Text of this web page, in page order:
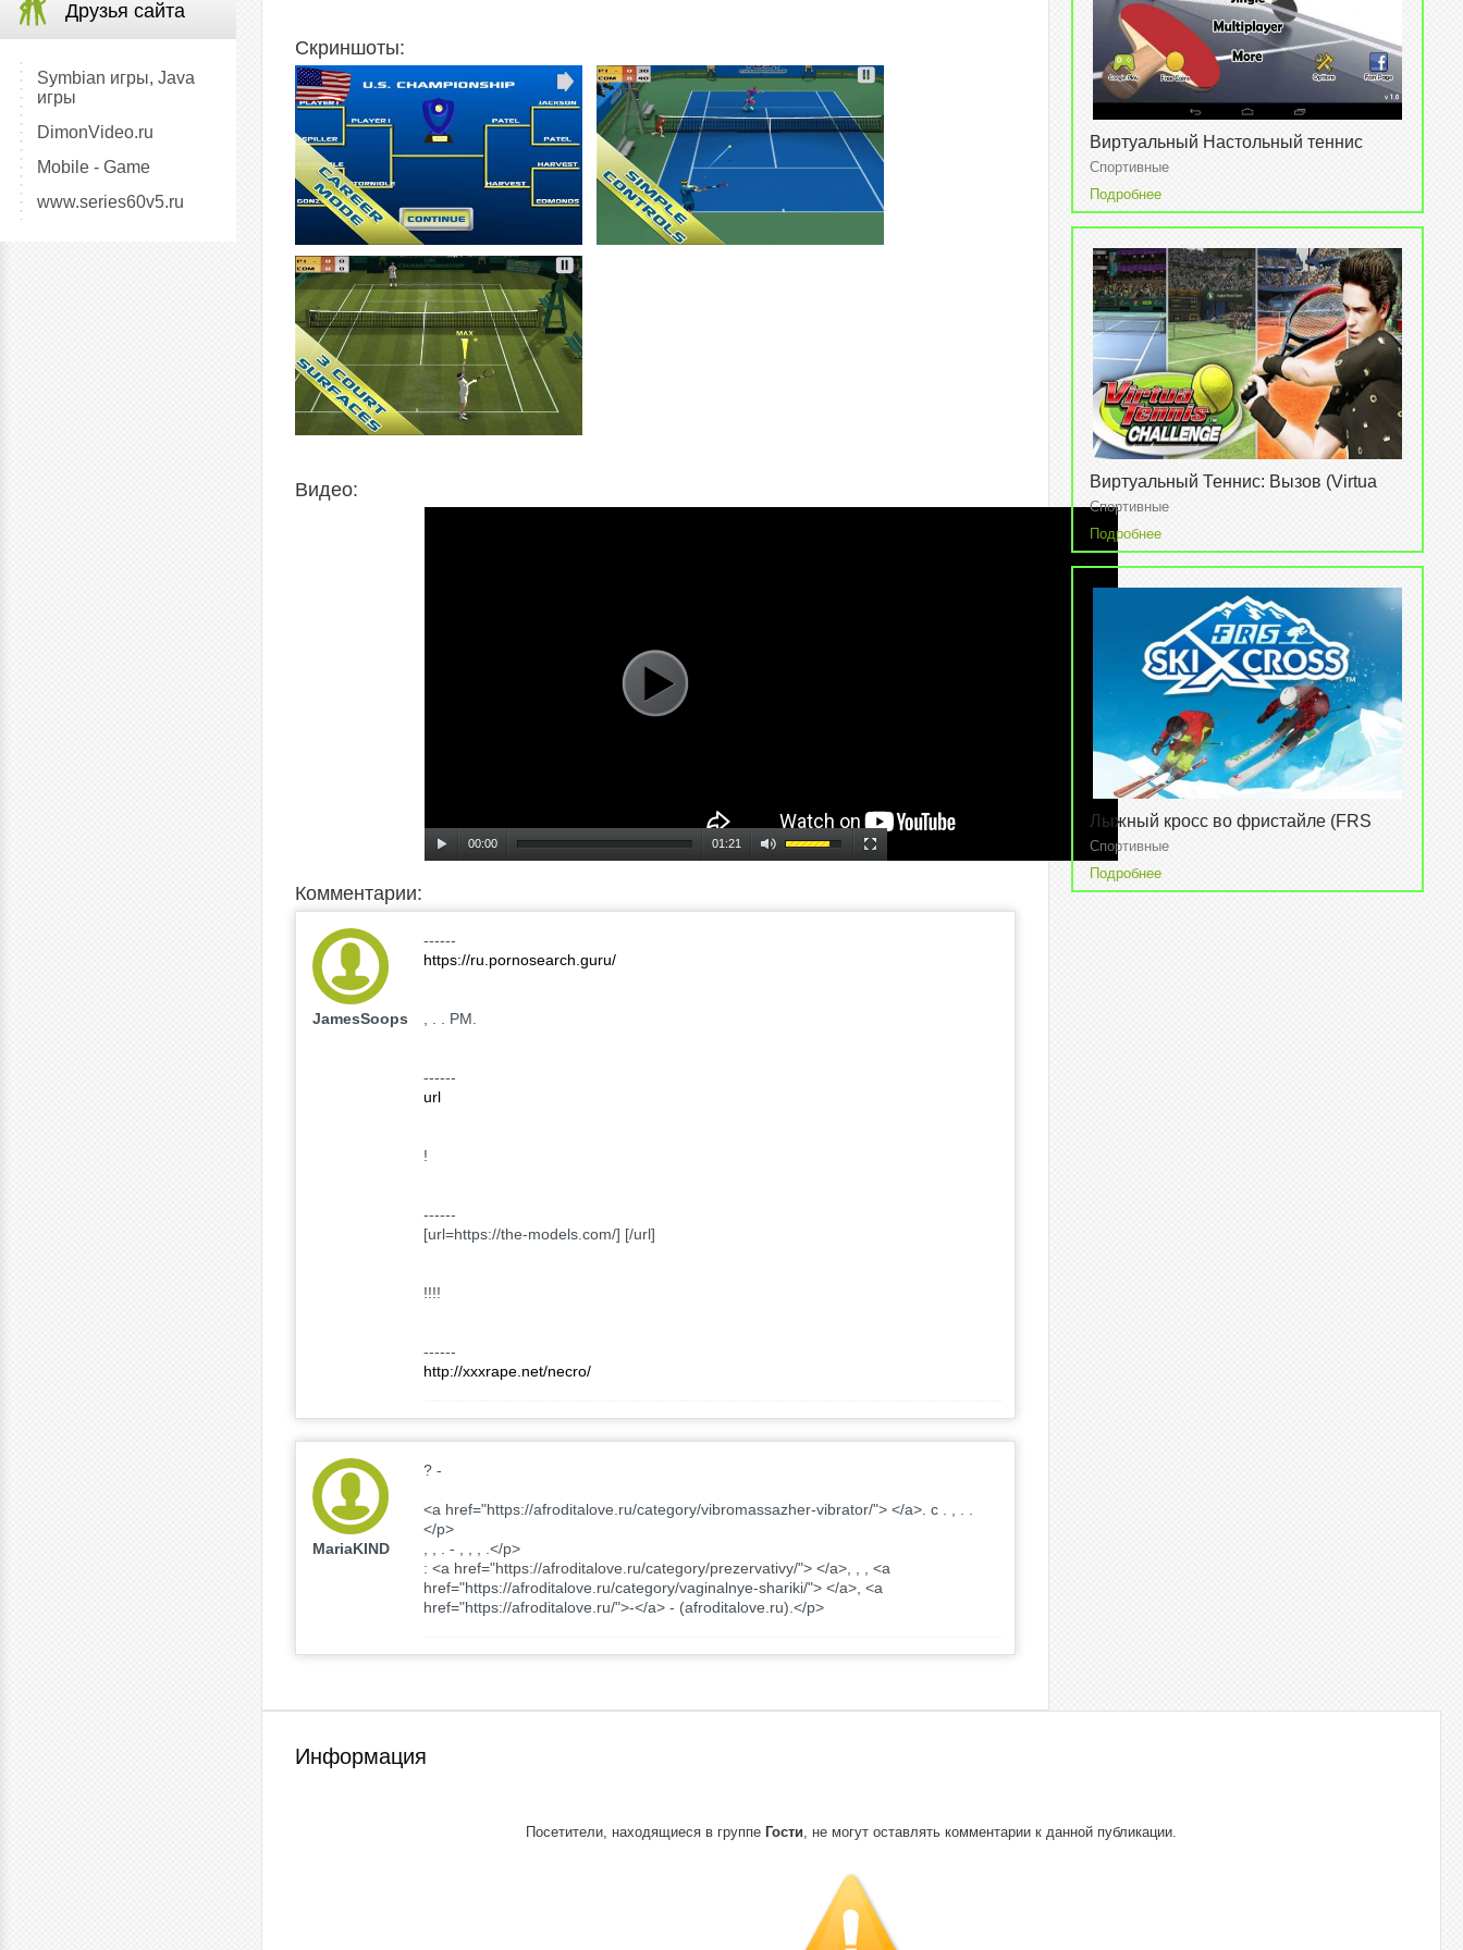
Друзья сайта
Symbian игры, Java
игры
DimonVideo.ru
Mobile - Game
www.series60v5.ru
Скриншоты:
Видео:
00:00 01:21
Комментарии:
JamesSoops
------
https://ru.pornosearch.guru/
, . . PM.
------
url
!
------
[url=https://the-models.com/] [/url]
!!!!
------
http://xxxrape.net/necro/
MariaKIND
? -
<a href="https://afroditalove.ru/category/vibromassazher-vibrator/"> </a>. c . , . .
</p>
, , . - , , , .</p>
: <a href="https://afroditalove.ru/category/prezervativy/"> </a>, , , <a
href="https://afroditalove.ru/category/vaginalnye-shariki/"> </a>, <a
href="https://afroditalove.ru/">-</a> - (afroditalove.ru).</p>
Виртуальный Настольный теннис
(Virtual Table Tennis) v2.7.1
Спортивные
Подробнее
Виртуальный Теннис: Вызов (Virtua
Tennis Challenge)
Спортивные
Подробнее
Лыжный кросс во фристайле (FRS
Ski cross)
Спортивные
Подробнее
Информация
Посетители, находящиеся в группе Гости, не могут оставлять комментарии к данной публикации.